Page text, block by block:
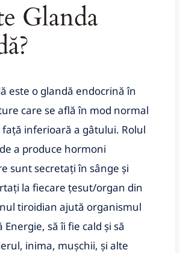
Glanda
?
este o glandă endocrină în
care se află în mod normal
inferioară a gâtului. Rolul
a produce hormoni
sunt secretați în sânge și
la fiecare țesut/organ din
tiroidian ajută organismul
Energie, să îi fie cald și să
inima, mușchii, și alte